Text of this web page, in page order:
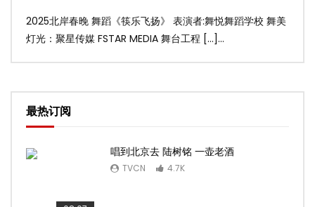
2025北岸春晚 舞蹈《筷乐飞扬》 表演者:舞悦舞蹈学校 舞美
灯光：聚星传媒 FSTAR MEDIA 舞台工程 […]...
最热订阅
唱到北京去 陆树铭 一壶老酒
TVCN 4.7K